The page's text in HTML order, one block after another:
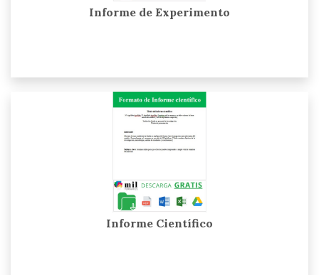
Informe de Experimento
Informe Científico